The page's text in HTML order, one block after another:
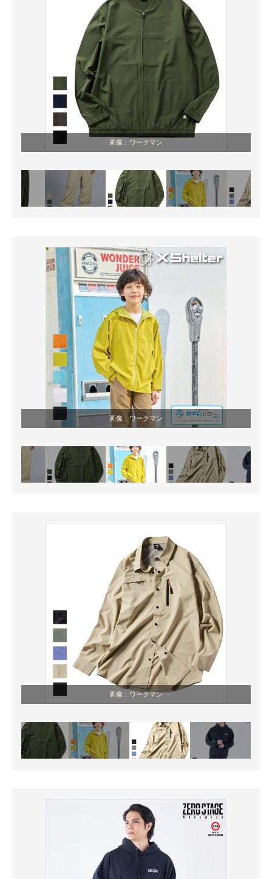
画像：ワークマン
画像：ワークマン
画像：ワークマン